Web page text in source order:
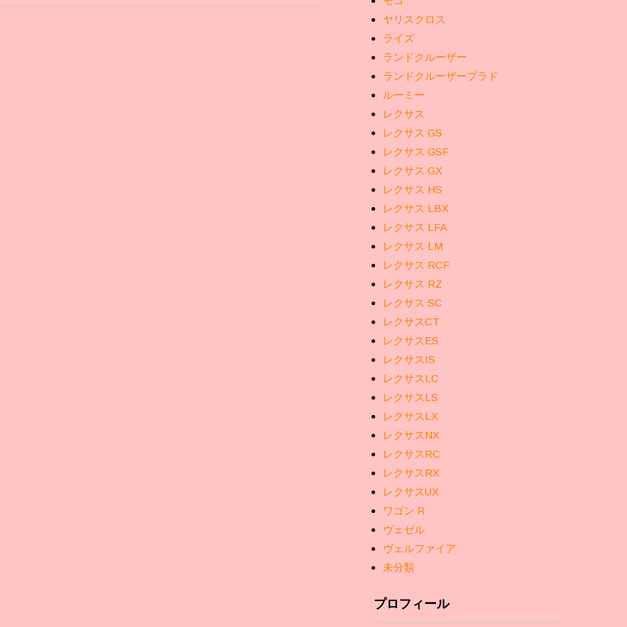
ヤリスクロス
ライズ
ランドクルーザー
ランドクルーザープラド
ルーミー
レクサス
レクサス GS
レクサス GSF
レクサス GX
レクサス HS
レクサス LBX
レクサス LFA
レクサス LM
レクサス RCF
レクサス RZ
レクサス SC
レクサスCT
レクサスES
レクサスIS
レクサスLC
レクサスLS
レクサスLX
レクサスNX
レクサスRC
レクサスRX
レクサスUX
ワゴン R
ヴェゼル
ヴェルファイア
未分類
プロフィール